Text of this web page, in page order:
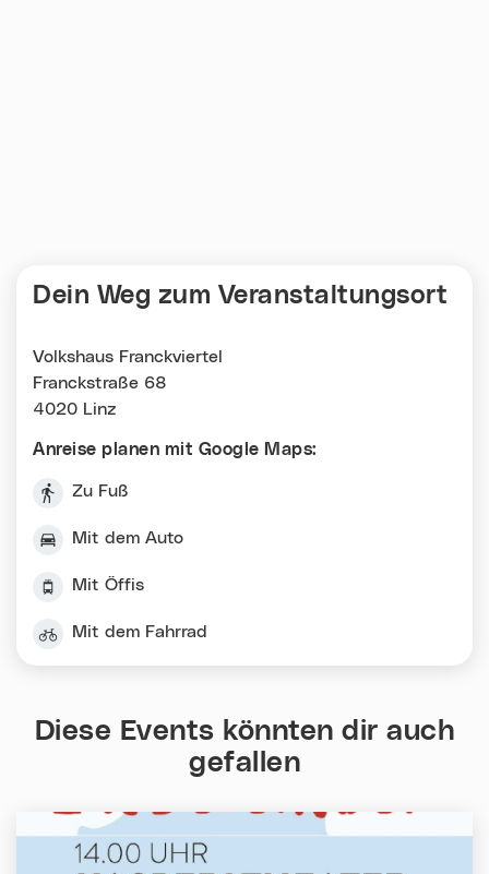
Dein Weg zum Veranstaltungsort
Volkshaus Franckviertel
Franckstraße 68
4020 Linz
Anreise planen mit Google Maps:
Zu Fuß
Mit dem Auto
Mit Öffis
Mit dem Fahrrad
Diese Events könnten dir auch
gefallen